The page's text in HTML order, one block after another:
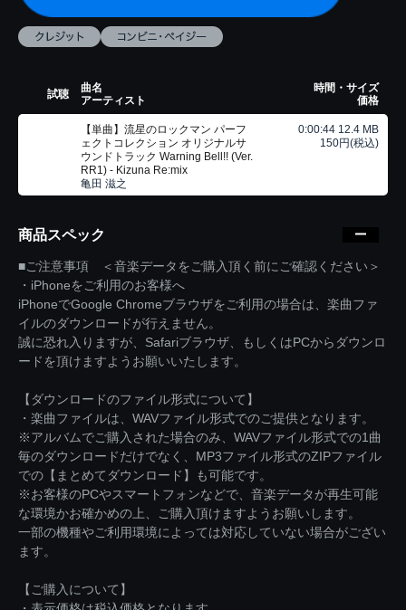
試聴
曲名
アーティスト
時間・サイズ
価格
【単曲】流星のロックマン パーフ
ェクトコレクション オリジナルサ
ウンドトラック Warning Bell!! (Ver.
RR1) - Kizuna Re:mix
亀田 滋之
0:00:44 12.4 MB
150円(税込)
商品スペック
■ご注意事項 ＜音楽データをご購入頂く前にご確認ください＞
・iPhoneをご利用のお客様へ
iPhoneでGoogle Chromeブラウザをご利用の場合は、楽曲ファ
イルのダウンロードが行えません。
誠に恐れ入りますが、Safariブラウザ、もしくはPCからダウンロ
ードを頂けますようお願いいたします。
【ダウンロードのファイル形式について】
・楽曲ファイルは、WAVファイル形式でのご提供となります。
※アルバムでご購入された場合のみ、WAVファイル形式での1曲
毎のダウンロードだけでなく、MP3ファイル形式のZIPファイル
での【まとめてダウンロード】も可能です。
※お客様のPCやスマートフォンなどで、音楽データが再生可能
な環境かお確かめの上、ご購入頂けますようお願いします。
一部の機種やご利用環境によっては対応していない場合がござい
ます。
【ご購入について】